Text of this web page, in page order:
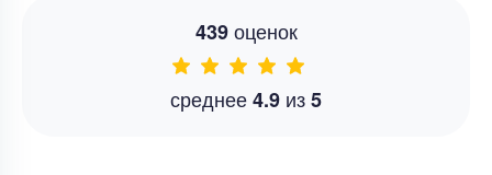
439оценок
среднее4.9 из5